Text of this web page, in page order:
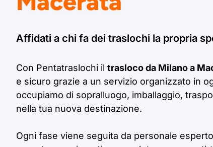
Affidati a chi fa dei traslochi la propria
Con Pentatraslochi il trasloco da Milano a
e sicuro grazie a un servizio organizzato in
occupiamo di sopralluogo, imballaggio,
nella tua nuova destinazione.
Ogni fase viene seguita da personale